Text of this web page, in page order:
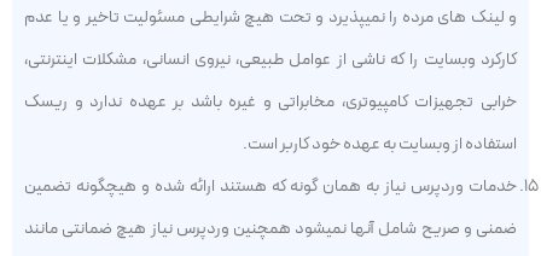
و لینک های مرده را نمیپذیرد و تحت هیچ شرایطی مسئولیت تاخیر و یا عدم
کارکرد وبسایت را که ناشی از عوامل طبیعی، نیروی انسانی، مشکلات اینترنتی،
خرابی تجهیزات کامپیوتری، مخابراتی و غیره باشد بر عهده ندارد و ریسک
استفاده از وبسایت به عهده خود کاربر است.
خدمات وردپرس نیاز به همان گونه که هستند ارائه شده و هیچگونه تضمین
ضمنی و صریح شامل آنها نمیشود همچنین وردپرس نیاز هیچ ضمانتی مانند